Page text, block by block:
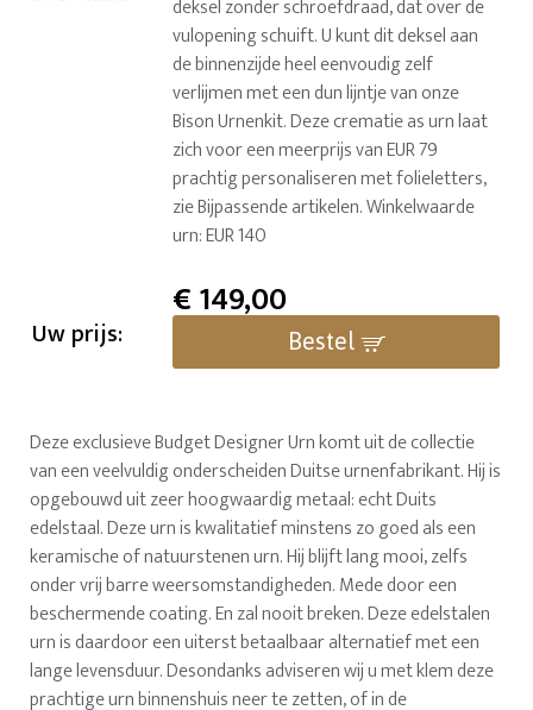
deksel zonder schroefdraad, dat over de
vulopening schuift. U kunt dit deksel aan
de binnenzijde heel eenvoudig zelf
verlijmen met een dun lijntje van onze
Bison Urnenkit. Deze crematie as urn laat
zich voor een meerprijs van EUR 79
prachtig personaliseren met folieletters,
zie Bijpassende artikelen. Winkelwaarde
urn: EUR 140
Uw prijs:
€149,00
Bestel
Deze exclusieve Budget Designer Urn komt uit de collectie
van een veelvuldig onderscheiden Duitse urnenfabrikant. Hij is
opgebouwd uit zeer hoogwaardig metaal: echt Duits
edelstaal. Deze urn is kwalitatief minstens zo goed als een
keramische of natuurstenen urn. Hij blijft lang mooi, zelfs
onder vrij barre weersomstandigheden. Mede door een
beschermende coating. En zal nooit breken. Deze edelstalen
urn is daardoor een uiterst betaalbaar alternatief met een
lange levensduur. Desondanks adviseren wij u met klem deze
prachtige urn binnenshuis neer te zetten, of in de